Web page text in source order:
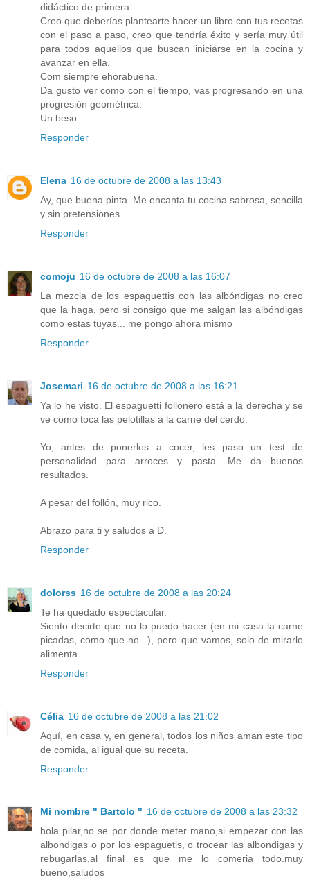
didáctico de primera.
Creo que deberías plantearte hacer un libro con tus recetas
con el paso a paso, creo que tendría éxito y sería muy útil
para todos aquellos que buscan iniciarse en la cocina y
avanzar en ella.
Com siempre ehorabuena.
Da gusto ver como con el tiempo, vas progresando en una
progresión geométrica.
Un beso
Responder
Elena 16 de octubre de 2008 a las 13:43
Ay, que buena pinta. Me encanta tu cocina sabrosa, sencilla
y sin pretensiones.
Responder
comoju 16 de octubre de 2008 a las 16:07
La mezcla de los espaguettis con las albóndigas no creo
que la haga, pero si consigo que me salgan las albóndigas
como estas tuyas... me pongo ahora mismo
Responder
Josemari 16 de octubre de 2008 a las 16:21
Ya lo he visto. El espaguetti follonero está a la derecha y se
ve como toca las pelotillas a la carne del cerdo.
Yo, antes de ponerlos a cocer, les paso un test de
personalidad para arroces y pasta. Me da buenos
resultados.
A pesar del follón, muy rico.
Abrazo para ti y saludos a D.
Responder
dolorss 16 de octubre de 2008 a las 20:24
Te ha quedado espectacular.
Siento decirte que no lo puedo hacer (en mi casa la carne
picadas, como que no...), pero que vamos, solo de mirarlo
alimenta.
Responder
Célia 16 de octubre de 2008 a las 21:02
Aquí, en casa y, en general, todos los niños aman este tipo
de comida, al igual que su receta.
Responder
Mi nombre " Bartolo " 16 de octubre de 2008 a las 23:32
hola pilar,no se por donde meter mano,si empezar con las
albondigas o por los espaguetis, o trocear las albondigas y
rebugarlas,al final es que me lo comeria todo.muy
bueno,saludos